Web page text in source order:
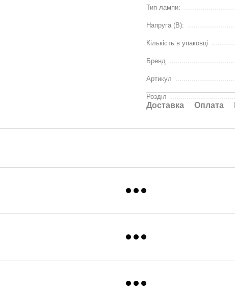
Тип лампи:
Напруга (В):
Кількість в упаковці
Бренд
Артикул
Розділ
Доставка Оплата